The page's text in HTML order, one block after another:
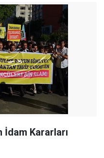
Kararları